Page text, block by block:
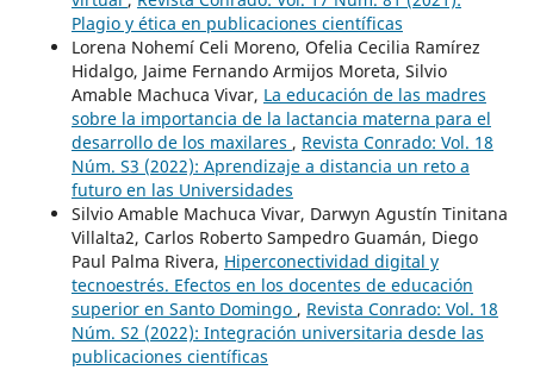
Plagio y ética en publicaciones científicas
Lorena Nohemí Celi Moreno, Ofelia Cecilia Ramírez
Hidalgo, Jaime Fernando Armijos Moreta, Silvio
Amable Machuca Vivar, La educación de las madres
sobre la importancia de la lactancia materna para el
desarrollo de los maxilares , Revista Conrado: Vol. 18
Núm. S3 (2022): Aprendizaje a distancia un reto a
futuro en las Universidades
Silvio Amable Machuca Vivar, Darwyn Agustín Tinitana
Villalta2, Carlos Roberto Sampedro Guamán, Diego
Paul Palma Rivera, Hiperconectividad digital y
tecnoestrés. Efectos en los docentes de educación
superior en Santo Domingo , Revista Conrado: Vol. 18
Núm. S2 (2022): Integración universitaria desde las
publicaciones científicas